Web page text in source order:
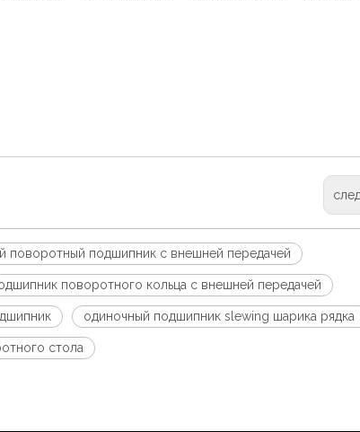
поворотный подшипник с внешней передачей
поворотного кольца с внешней передачей
одиночный подшипник slewing шарика рядка
стола